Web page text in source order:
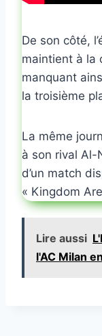
De son côté,
maintient à la
manquant
la troisième
La même
à son rival Al-
d’un match
« Kingdom
Lire aussi
l'AC Milan